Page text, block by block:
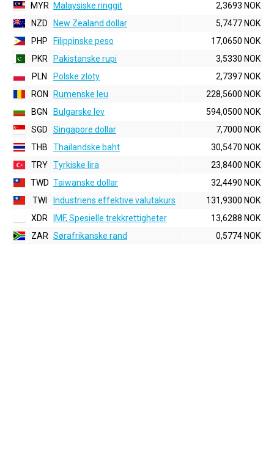
MYR
Malaysiske ringgit
2,3693 NOK
NZD
New Zealand dollar
5,7477 NOK
PHP
Filippinske peso
17,0650 NOK
PKR
Pakistanske rupi
3,5330 NOK
PLN
Polske zloty
2,7397 NOK
RON
Rumenske leu
228,5600 NOK
BGN
Bulgarske lev
594,0500 NOK
SGD
Singapore dollar
7,7000 NOK
THB
Thailandske baht
30,5470 NOK
TRY Tyrkiske lira
23,8400 NOK
TWD Taiwanske dollar
32,4490 NOK
TWI
Industriens effektive valutakurs
131,9300 NOK
XDR
IMF, Spesielle trekkrettigheter
13,6288 NOK
ZAR Sørafrikanske rand 0,5774 NOK